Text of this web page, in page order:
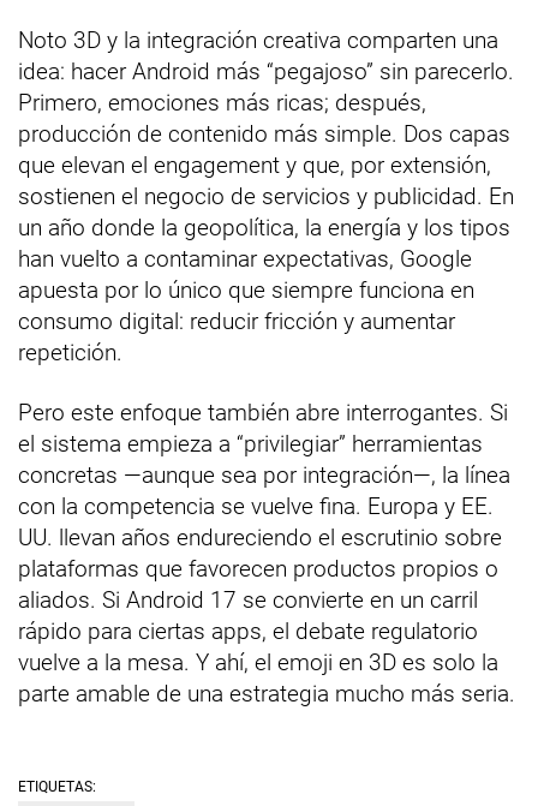
Noto 3D y la integración creativa comparten una
idea: hacer Android más “pegajoso” sin parecerlo.
Primero, emociones más ricas; después,
producción de contenido más simple. Dos capas
que elevan el engagement y que, por extensión,
sostienen el negocio de servicios y publicidad. En
un año donde la geopolítica, la energía y los tipos
han vuelto a contaminar expectativas, Google
apuesta por lo único que siempre funciona en
consumo digital: reducir fricción y aumentar
repetición.
Pero este enfoque también abre interrogantes. Si
el sistema empieza a “privilegiar” herramientas
concretas —aunque sea por integración—, la línea
con la competencia se vuelve fina. Europa y EE.
UU. llevan años endureciendo el escrutinio sobre
plataformas que favorecen productos propios o
aliados. Si Android 17 se convierte en un carril
rápido para ciertas apps, el debate regulatorio
vuelve a la mesa. Y ahí, el emoji en 3D es solo la
parte amable de una estrategia mucho más seria.
ETIQUETAS: